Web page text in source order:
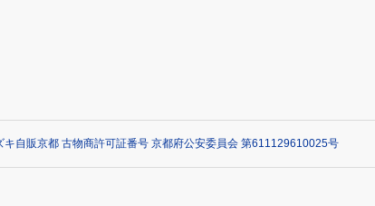
キ自販京都 古物商許可証番号 京都府公安委員会 第611129610025号